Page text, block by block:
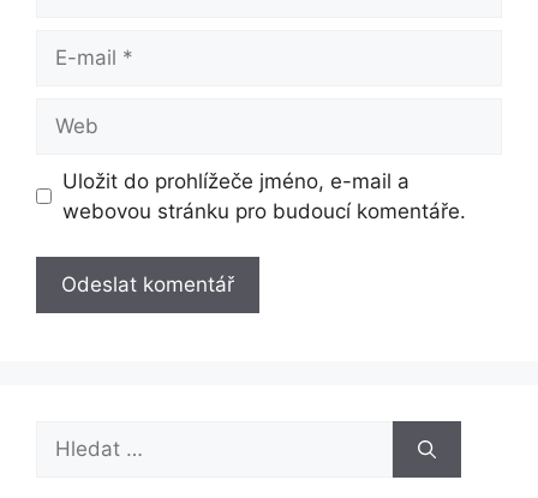
mail
Uložit do prohlížeče jméno, e-mail a
webovou stránku pro budoucí komentáře.
Hledat: